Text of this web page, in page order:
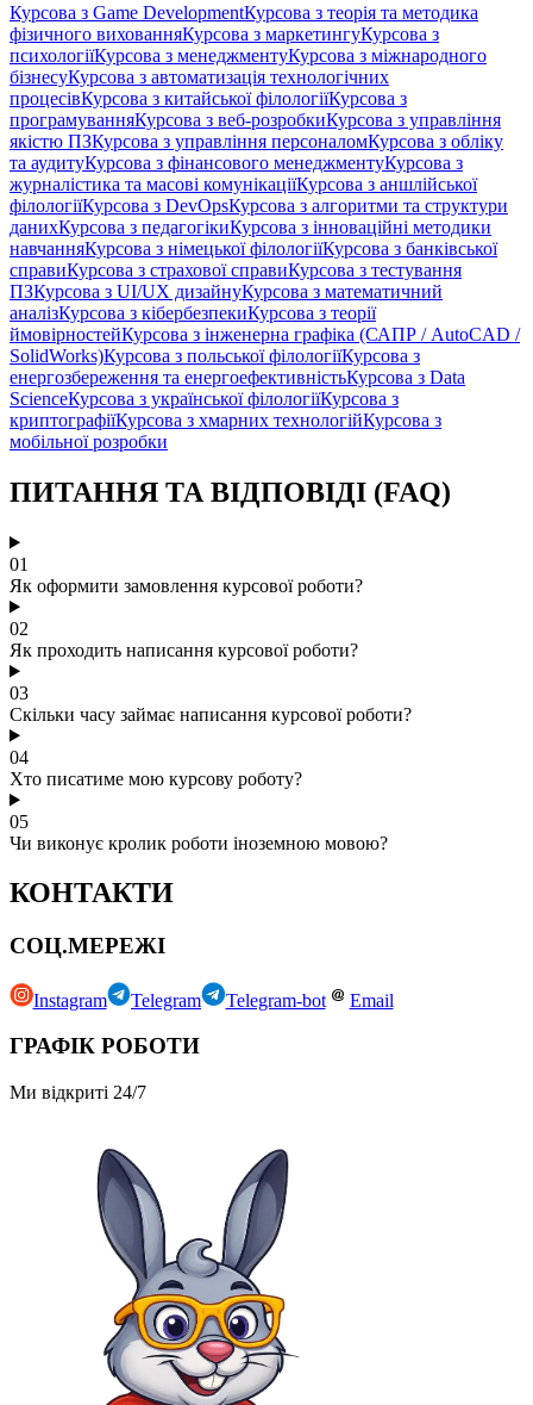
Курсова з Game DevelopmentКурсова з теорія та методика
фізичного вихованняКурсова з маркетингуКурсова з
психологіїКурсова з менеджментуКурсова з міжнародного
бізнесуКурсова з автоматизація технологічних
процесівКурсова з китайської філологіїКурсова з
програмуванняКурсова з веб-розробкиКурсова з управління
якістю ПЗКурсова з управління персоналомКурсова з обліку
та аудитуКурсова з фінансового менеджментуКурсова з
журналістика та масові комунікаціїКурсова з аншлійської
філологіїКурсова з DevOpsКурсова з алгоритми та структури
данихКурсова з педагогікиКурсова з інноваційні методики
навчанняКурсова з німецької філологіїКурсова з банківської
справиКурсова з страхової справиКурсова з тестування
ПЗКурсова з UI/UX дизайнуКурсова з математичний
аналізКурсова з кібербезпекиКурсова з теорії
ймовірностейКурсова з інженерна графіка (САПР / AutoCAD /
SolidWorks)Курсова з польської філологіїКурсова з
енергозбереження та енергоефективністьКурсова з Data
ScienceКурсова з української філологіїКурсова з
криптографіїКурсова з хмарних технологійКурсова з
мобільної розробки
ПИТАННЯ ТА ВІДПОВІДІ (FAQ)
01
Як оформити замовлення курсової роботи?
02
Як проходить написання курсової роботи?
03
Скільки часу займає написання курсової роботи?
04
Хто писатиме мою курсову роботу?
05
Чи виконує кролик роботи іноземною мовою?
КОНТАКТИ
СОЦ.МЕРЕЖІ
Instagram Telegram Telegram-bot Email
ГРАФІК РОБОТИ
Ми відкриті 24/7